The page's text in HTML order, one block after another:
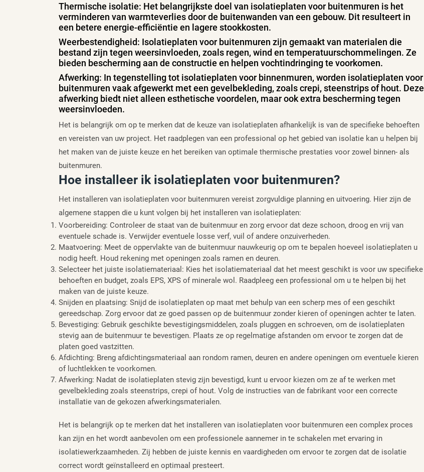
Thermische isolatie: Het belangrijkste doel van isolatieplaten voor buitenmuren is het
verminderen van warmteverlies door de buitenwanden van een gebouw. Dit resulteert in
een betere energie-efficiëntie en lagere stookkosten.
Weerbestendigheid: Isolatieplaten voor buitenmuren zijn gemaakt van materialen die
bestand zijn tegen weersinvloeden, zoals regen, wind en temperatuurschommelingen. Ze
bieden bescherming aan de constructie en helpen vochtindringing te voorkomen.
Afwerking: In tegenstelling tot isolatieplaten voor binnenmuren, worden isolatieplaten voor
buitenmuren vaak afgewerkt met een gevelbekleding, zoals crepi, steenstrips of hout. Deze
afwerking biedt niet alleen esthetische voordelen, maar ook extra bescherming tegen
weersinvloeden.
Het is belangrijk om op te merken dat de keuze van isolatieplaten afhankelijk is van de specifieke behoeften
en vereisten van uw project. Het raadplegen van een professional op het gebied van isolatie kan u helpen bij
het maken van de juiste keuze en het bereiken van optimale thermische prestaties voor zowel binnen- als
buitenmuren.
Hoe installeer ik isolatieplaten voor buitenmuren?
Het installeren van isolatieplaten voor buitenmuren vereist zorgvuldige planning en uitvoering. Hier zijn de
algemene stappen die u kunt volgen bij het installeren van isolatieplaten:
Voorbereiding: Controleer de staat van de buitenmuur en zorg ervoor dat deze schoon, droog en vrij van
eventuele schade is. Verwijder eventuele losse verf, vuil of andere onzuiverheden.
Maatvoering: Meet de oppervlakte van de buitenmuur nauwkeurig op om te bepalen hoeveel isolatieplaten u
nodig heeft. Houd rekening met openingen zoals ramen en deuren.
Selecteer het juiste isolatiemateriaal: Kies het isolatiemateriaal dat het meest geschikt is voor uw specifieke
behoeften en budget, zoals EPS, XPS of minerale wol. Raadpleeg een professional om u te helpen bij het
maken van de juiste keuze.
Snijden en plaatsing: Snijd de isolatieplaten op maat met behulp van een scherp mes of een geschikt
gereedschap. Zorg ervoor dat ze goed passen op de buitenmuur zonder kieren of openingen achter te laten.
Bevestiging: Gebruik geschikte bevestigingsmiddelen, zoals pluggen en schroeven, om de isolatieplaten
stevig aan de buitenmuur te bevestigen. Plaats ze op regelmatige afstanden om ervoor te zorgen dat de
platen goed vastzitten.
Afdichting: Breng afdichtingsmateriaal aan rondom ramen, deuren en andere openingen om eventuele kieren
of luchtlekken te voorkomen.
Afwerking: Nadat de isolatieplaten stevig zijn bevestigd, kunt u ervoor kiezen om ze af te werken met
gevelbekleding zoals steenstrips, crepi of hout. Volg de instructies van de fabrikant voor een correcte
installatie van de gekozen afwerkingsmaterialen.
Het is belangrijk op te merken dat het installeren van isolatieplaten voor buitenmuren een complex proces
kan zijn en het wordt aanbevolen om een professionele aannemer in te schakelen met ervaring in
isolatiewerkzaamheden. Zij hebben de juiste kennis en vaardigheden om ervoor te zorgen dat de isolatie
correct wordt geïnstalleerd en optimaal presteert.